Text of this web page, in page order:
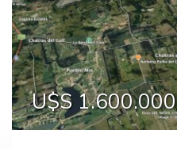
U$S 1.600.000